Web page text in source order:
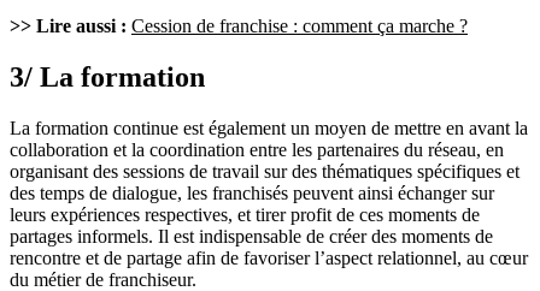
>> Lire aussi : Cession de franchise : comment ça marche ?
3/ La formation
La formation continue est également un moyen de mettre en avant la
collaboration et la coordination entre les partenaires du réseau, en
organisant des sessions de travail sur des thématiques spécifiques et
des temps de dialogue, les franchisés peuvent ainsi échanger sur
leurs expériences respectives, et tirer profit de ces moments de
partages informels. Il est indispensable de créer des moments de
rencontre et de partage afin de favoriser l’aspect relationnel, au cœur
du métier de franchiseur.